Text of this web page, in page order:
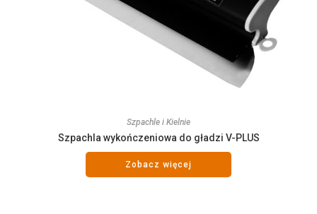
Szpachle i Kielnie
Szpachla wykończeniowa do gładzi V-PLUS
Zobacz więcej